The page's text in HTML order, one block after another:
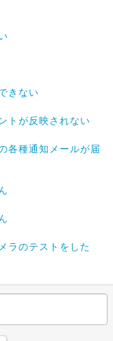
きない
トが反映されない
各種通知メールが届
ラのテストをした